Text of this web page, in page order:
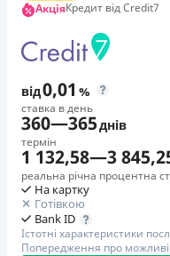
АкціяКредит від Credit7
від0,01 %
ставка в день
360—365днів
термін
1 132,58—3
реальна річна процентна
На картку
Готівкою
Bank ID
Істотні характеристики
Попередження про можливі